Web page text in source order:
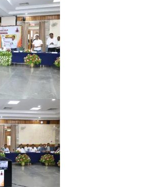
All Rights News
Pradesh
राजनीति
प्रथम आगमन पर नवनियुक्त प्रदेश
उपाध्यक्ष सोनू बाल्मीकि का किया गया
स्वागत